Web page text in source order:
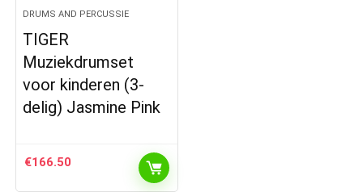
DRUMS AND PERCUSSIE
TIGER
Muziekdrumset
voor kinderen (3-
delig) Jasmine Pink
€166.50